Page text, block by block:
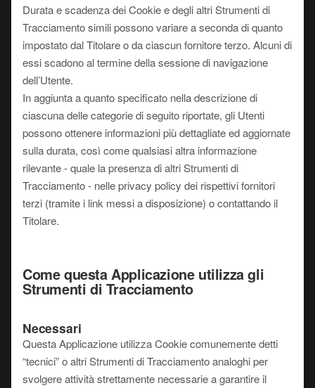
Durata e scadenza dei Cookie e degli altri Strumenti di
Tracciamento simili possono variare a seconda di quanto
impostato dal Titolare o da ciascun fornitore terzo. Alcuni di
essi scadono al termine della sessione di navigazione
dell’Utente.
In aggiunta a quanto specificato nella descrizione di
ciascuna delle categorie di seguito riportate, gli Utenti
possono ottenere informazioni più dettagliate ed aggiornate
sulla durata, così come qualsiasi altra informazione
rilevante - quale la presenza di altri Strumenti di
Tracciamento - nelle privacy policy dei rispettivi fornitori
terzi (tramite i link messi a disposizione) o contattando il
Titolare.
Come questa Applicazione utilizza gli
Strumenti di Tracciamento
Necessari
Questa Applicazione utilizza Cookie comunemente detti
“tecnici” o altri Strumenti di Tracciamento analoghi per
svolgere attività strettamente necessarie a garantire il